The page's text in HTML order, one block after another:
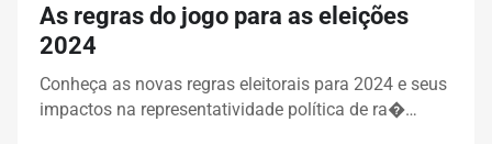
As regras do jogo para as eleições
2024
Conheça as novas regras eleitorais para 2024 e seus
impactos na representatividade política de ra�…